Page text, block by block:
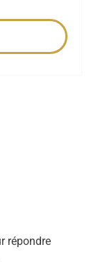
répondre